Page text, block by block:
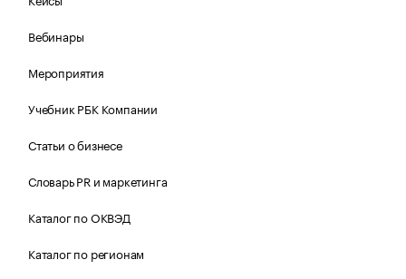
Вебинары
Мероприятия
Учебник РБК Компании
Статьи о бизнесе
Словарь PR и маркетинга
Каталог по ОКВЭД
Каталог по регионам